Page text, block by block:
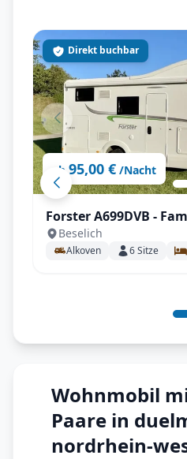
ab 95,00 € /Nacht
Direkt buchbar
Forster A699DVB -
Beselich
Alkoven 6Sitze
Wohnmobil
Paare in
nordrhein-